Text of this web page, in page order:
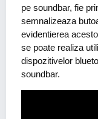
pe soundbar, fie
semnalizeaza
evidentierea
se poate realiza
dispozitivelor
soundbar.